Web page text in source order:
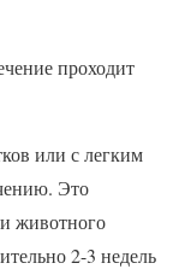
проходит
или с легким
Это
животного
2-3 недель